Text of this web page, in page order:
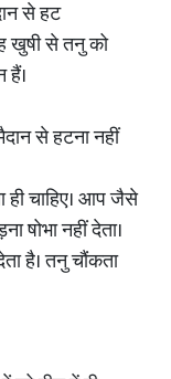
से हट
खुषी से तनु को
हैं।
से हटना नहीं
ही चाहिए। आप जैसे
षोभा नहीं देता।
है। तनु चौंकता